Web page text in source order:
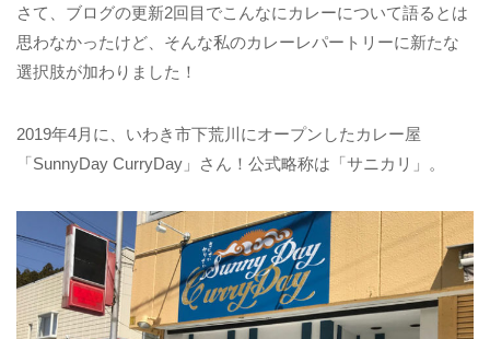
さて、ブログの更新2回目でこんなにカレーについて語るとは
思わなかったけど、そんな私のカレーレパートリーに新たな
選択肢が加わりました！
2019年4月に、いわき市下荒川にオープンしたカレー屋
「SunnyDay CurryDay」さん！公式略称は「サニカリ」。